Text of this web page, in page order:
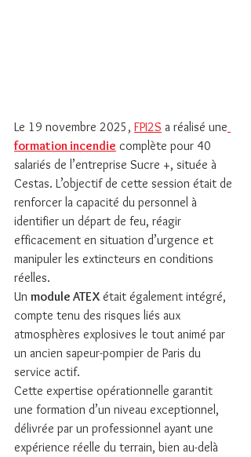
Le 19 novembre 2025, FPI2S a réalisé une
formation incendie complète pour 40
salariés de l’entreprise Sucre +, située à
Cestas. L’objectif de cette session était de
renforcer la capacité du personnel à
identifier un départ de feu, réagir
efficacement en situation d’urgence et
manipuler les extincteurs en conditions
réelles.
Un module ATEX était également intégré,
compte tenu des risques liés aux
atmosphères explosives le tout animé par
un ancien sapeur-pompier de Paris du
service actif.
Cette expertise opérationnelle garantit
une formation d’un niveau exceptionnel,
délivrée par un professionnel ayant une
expérience réelle du terrain, bien au-delà